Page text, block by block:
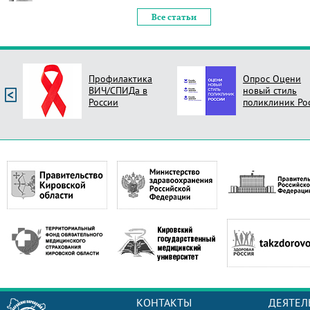
Все статьи
Профилактика
ВИЧ/СПИДа в
России
Опрос Оцени
новый стиль
поликлиник
КОНТАКТЫ